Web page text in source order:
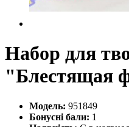
Набор для
"Блестящая
Модель: 951849
Бонусні бали: 1